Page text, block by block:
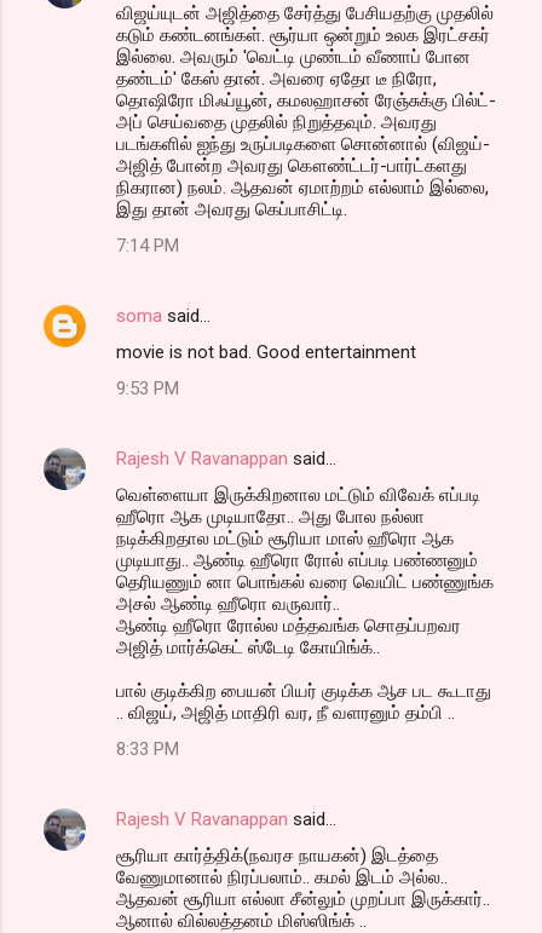
விஜய்யுடன் அஜித்தை சேர்த்து பேசியதற்கு முதலில்
கடும் கண்டனங்கள். சூர்யா ஒன்றும் உலக இரட்சகர்
இல்லை. அவரும் 'வெட்டி முண்டம் வீணாப் போன
தண்டம்' கேஸ் தான். அவரை ஏதோ டீ நிரோ,
தொஷிரோ மிஃப்யூன், கமலஹாசன் ரேஞ்சுக்கு பில்ட்-
அப் செய்வதை முதலில் நிறுத்தவும். அவரது
படங்களில் ஐந்து உருப்படிகளை சொன்னால் (விஜய்-
அஜித் போன்ற அவரது கௌண்ட்டர்-பார்ட்களது
நிகரான) நலம். ஆதவன் ஏமாற்றம் எல்லாம் இல்லை,
இது தான் அவரது கெப்பாசிட்டி.
7:14 PM
soma said…
movie is not bad. Good entertainment
9:53 PM
Rajesh V Ravanappan said…
வெள்ளையா இருக்கிறனால மட்டும் விவேக் எப்படி
ஹீரொ ஆக முடியாதோ.. அது போல நல்லா
நடிக்கிறதால மட்டும் சூரியா மாஸ் ஹீரொ ஆக
முடியாது.. ஆண்டி ஹீரொ ரோல் எப்படி பண்ணனும்
தெரியணும் னா பொங்கல் வரை வெயிட் பண்ணுங்க
அசல் ஆண்டி ஹீரொ வருவார்..
ஆண்டி ஹீரொ ரோல்ல மத்தவங்க சொதப்பறவர
அஜித் மார்க்கெட் ஸ்டேடி கோயிங்க்..
பால் குடிக்கிற பையன் பியர் குடிக்க ஆச பட கூடாது
.. விஜய், அஜித் மாதிரி வர, நீ வளரனும் தம்பி ..
8:33 PM
Rajesh V Ravanappan said…
சூரியா கார்த்திக்(நவரச நாயகன்) இடத்தை
வேணுமானால் நிரப்பலாம்.. கமல் இடம் அல்ல..
ஆதவன் சூரியா எல்லா சீன்லும் முறப்பா இருக்கார்..
ஆனால் வில்லத்தனம் மிஸ்ஸிங்க் ..